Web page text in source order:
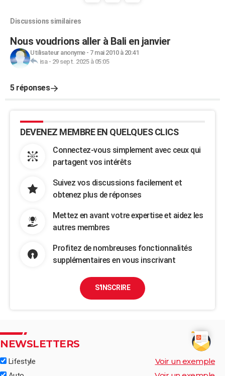
Discussions similaires
Nous voudrions aller à Bali en janvier
Utilisateur anonyme- 7 mai 2010 à 20:41
isa- 29 sept. 2025 à 05:05
5 réponses
DEVENEZ MEMBRE EN QUELQUES CLICS
Connectez-vous simplement avec ceux qui
partagent vos intérêts
Suivez vos discussions facilement et
obtenez plus de réponses
Mettez en avant votre expertise et aidez les
autres membres
Profitez de nombreuses fonctionnalités
supplémentaires en vous inscrivant
S'INSCRIRE
NEWSLETTERS
Lifestyle Voir un exemple